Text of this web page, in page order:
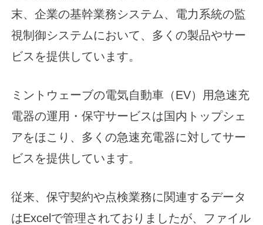
末、企業の基幹業務システム、電力系統の監
視制御システムにおいて、多くの製品やサー
ビスを提供しています。
ミントウェーブの電気自動車（EV）用急速充
電器の運用・保守サービスは国内トップシェ
アをほこり、多くの急速充電器に対してサー
ビスを提供しています。
従来、保守契約や点検業務に関連するデータ
はExcelで管理されておりましたが、ファイル